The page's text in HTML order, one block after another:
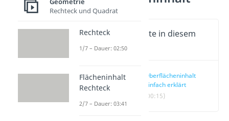
Wichtige Inhalte in diesem
Video
Oberflächeninhalt
einfach erklärt
(00:15)
Rechteck und Quadrat
Rechteck
1/7 – Dauer: 02:50
Flächeninhalt
Rechteck
2/7 – Dauer: 03:41